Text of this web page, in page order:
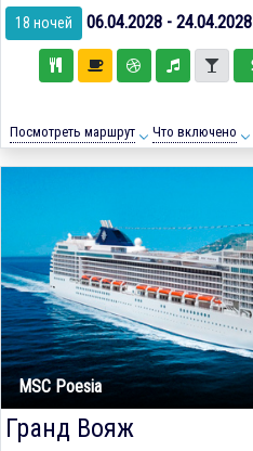
18 ночей 06.04.2028 - 24.04.2028
Посмотреть маршрут Что включено
MSC Poesia
Гранд Вояж